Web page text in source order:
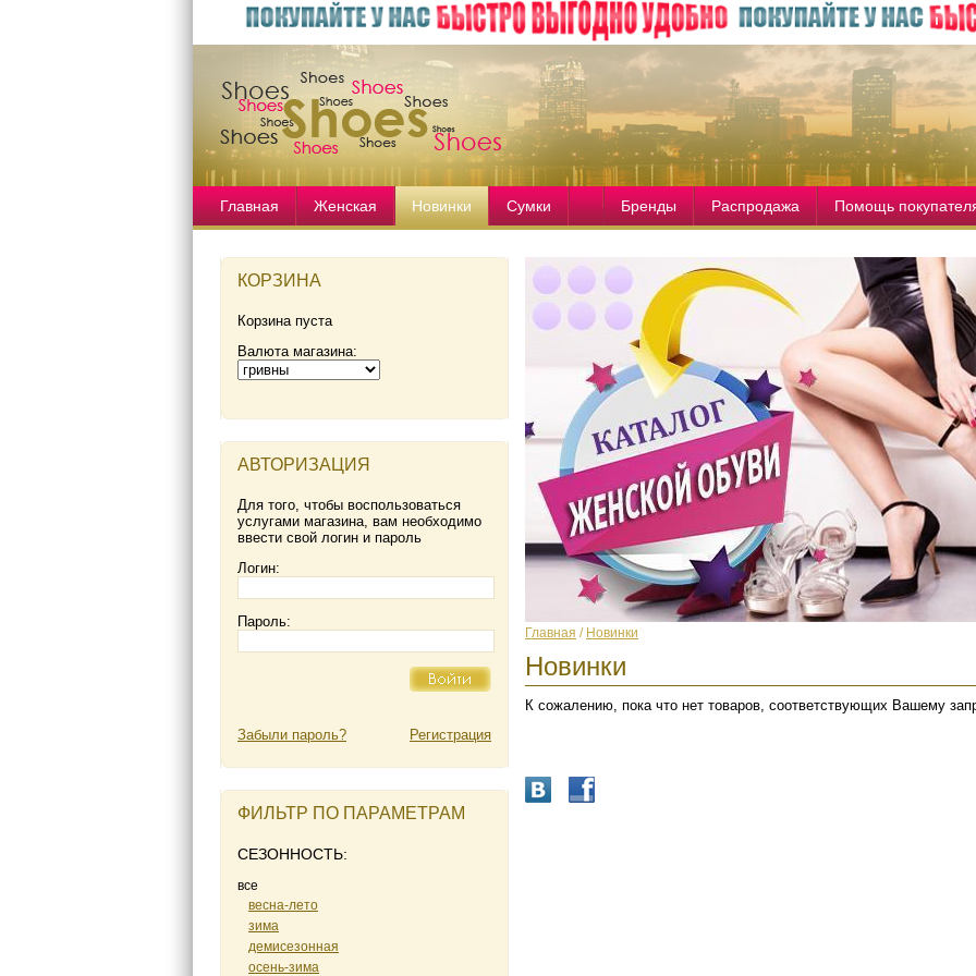
Главная Женская Новинки Сумки Бренды Распродажа Помощь
КОРЗИНА
Корзина пуста
Валюта магазина:
АВТОРИЗАЦИЯ
Для того, чтобы воспользоваться
услугами магазина, вам необходимо
ввести свой логин и пароль
Логин:
Пароль:
Забыли пароль? Регистрация
ФИЛЬТР ПО ПАРАМЕТРАМ
СЕЗОННОСТЬ:
все
весна-лето
зима
демисезонная
осень-зима
Главная / Новинки
Новинки
К сожалению, пока что нет товаров, соответствующих Вашему